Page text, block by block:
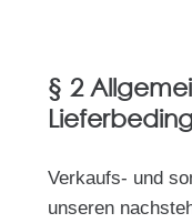
§ 2
Verkaufs- und
unseren